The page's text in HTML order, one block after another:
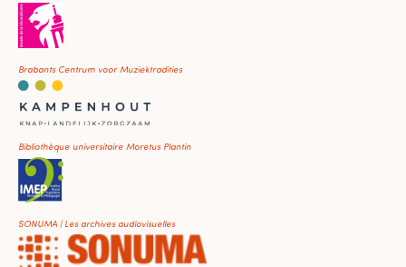
Brabants Centrum voor Muziektradities
Bibliothèque universitaire Moretus Plantin
SONUMA | Les archives audiovisuelles